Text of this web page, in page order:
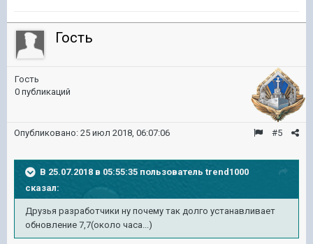
Гость
Гость
0 публикаций
#5
Опубликовано: 25 июл 2018, 06:07:06
В 25.07.2018 в 05:55:35 пользователь trend1000
сказал:
Друзья разработчики ну почему так долго устанавливает
обновление 7,7(около часа...)